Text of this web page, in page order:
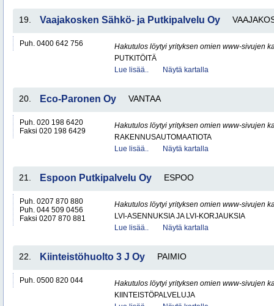
19. Vaajakosken Sähkö- ja Putkipalvelu Oy
Puh. 0400 642 756
Hakutulos löytyi yrityksen omien www-sivujen
PUTKITÖITÄ
Lue lisää..
Näytä kartalla
20. Eco-Paronen Oy VANTAA
Puh. 020 198 6420
Faksi 020 198 6429
Hakutulos löytyi yrityksen omien www-sivujen
RAKENNUSAUTOMAATIOTA
Lue lisää..
Näytä kartalla
21. Espoon Putkipalvelu Oy ESPOO
Puh. 0207 870 880
Puh. 044 509 0456
Faksi 0207 870 881
Hakutulos löytyi yrityksen omien www-sivujen
LVI-ASENNUKSIA JA LVI-KORJAUKSIA
Lue lisää..
Näytä kartalla
22. Kiinteistöhuolto 3 J Oy PAIMIO
Puh. 0500 820 044
Hakutulos löytyi yrityksen omien www-sivujen
KIINTEISTÖPALVELUJA